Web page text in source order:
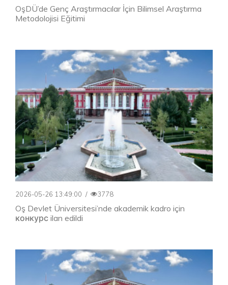
OşDÜ’de Genç Araştırmacılar İçin Bilimsel Araştırma
Metodolojisi Eğitimi
2026-05-26 13:49:00 / 3778
Oş Devlet Üniversitesi’nde akademik kadro için
конкурс ilan edildi